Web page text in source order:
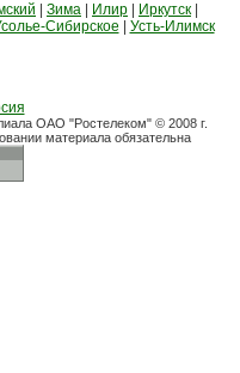
Зима Илир Иркутск
Сибирское Усть-Илимск
ОАО "Ростелеком" © 2008 г.
материала обязательна